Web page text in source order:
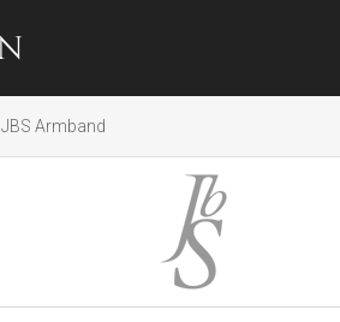
JBS Armband